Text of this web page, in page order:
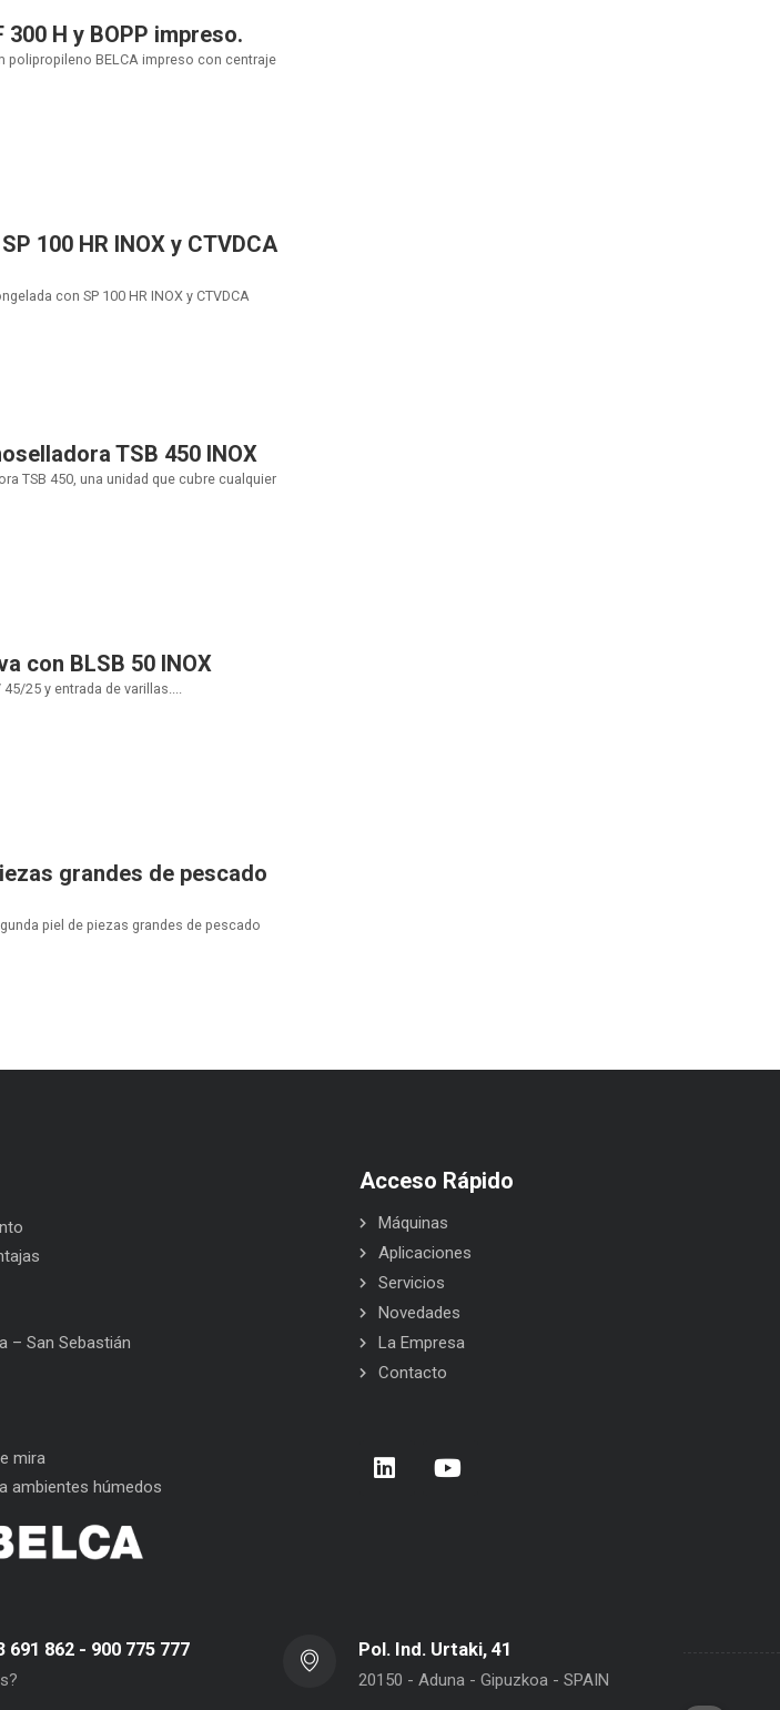
H y BOPP impreso.
polipropileno BELCA impreso con centraje
100 HR INOX y CTVDCA
con SP 100 HR INOX y CTVDCA
TSB 450 INOX
TSB 450, una unidad que cubre cualquier
con BLSB 50 INOX
25 y entrada de varillas....
grandes de pescado
piel de piezas grandes de pescado
– San Sebastián
mira
ambientes húmedos
Acceso Rápido
Máquinas
Aplicaciones
Servicios
Novedades
La Empresa
Contacto
691 862 - 900 775 777 Pol. Ind. Urtaki, 41
20150 - Aduna - Gipuzkoa - SPAIN